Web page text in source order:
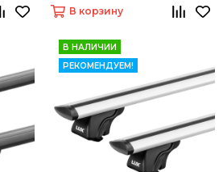
В корзину
В НАЛИЧИИ
РЕКОМЕНДУЕМ!